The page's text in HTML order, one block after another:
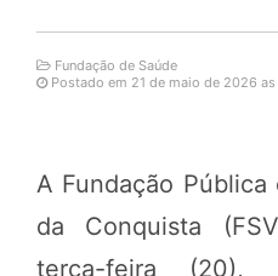
Fundação de Saúde
Postado em 21 de maio de 2026 as
A Fundação
da Conquista
terça-feira (20),